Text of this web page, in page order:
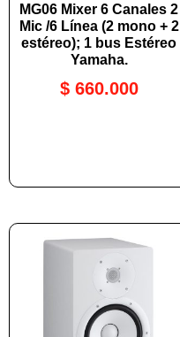
MG06 Mixer 6 Canales 2
Mic /6 Línea (2 mono + 2
estéreo); 1 bus Estéreo
Yamaha.
$660.000